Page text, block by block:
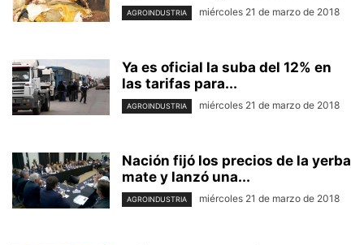
AGROINDUSTRIA miércoles 21 de marzo de 2018
Ya es oficial la suba del 12% en
las tarifas para...
AGROINDUSTRIA miércoles 21 de marzo de 2018
Nación fijó los precios de la yerba
mate y lanzó una...
AGROINDUSTRIA miércoles 21 de marzo de 2018